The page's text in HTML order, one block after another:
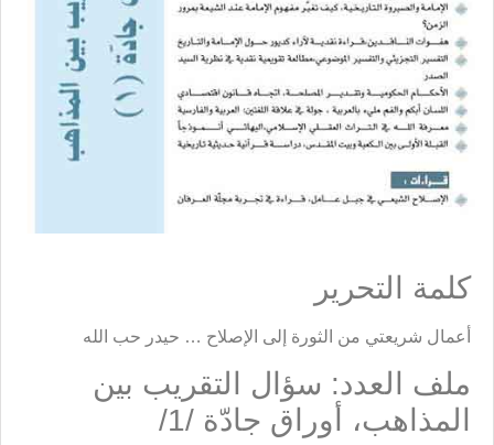
كلمة التحرير
أعمال شريعتي من الثورة إلى الإصلاح … حيدر حب الله
ملف العدد: سؤال التقريب بين
المذاهب، أوراق جادّة /1/